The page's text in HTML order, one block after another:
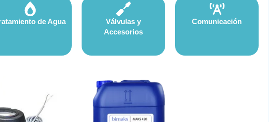
de Agua
Válvulas y
Accesorios
Comunicación